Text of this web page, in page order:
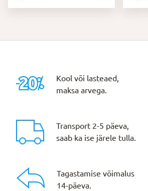
Kool või lasteaed,
maksa arvega.
Transport 2-5 päeva,
saab ka ise järele tulla.
Tagastamise võimalus
14-päeva.